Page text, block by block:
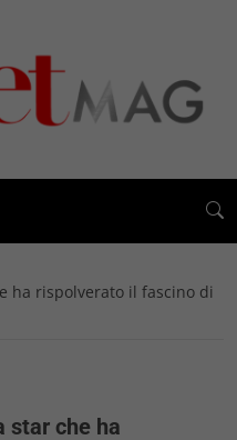
ha rispolverato il fascino di
star che ha